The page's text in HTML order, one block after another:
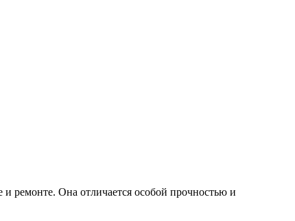
ремонте. Она отличается особой прочностью и